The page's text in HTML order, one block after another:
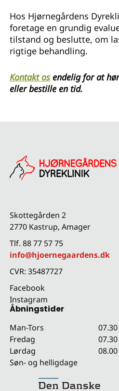
Hos Hjørnegårdens
foretage en grundig
tilstand og beslutte, om
rigtige behandling.
Kontakt os endelig for at
eller bestille en tid.
Skottegården 2
2770 Kastrup, Amager
Tlf. 88 77 57 75
info@hjoernegaardens.dk
CVR: 35487727
Facebook
Instagram
Åbningstider
Man-Tors
Fredag
Lørdag
Søn- og helligdage